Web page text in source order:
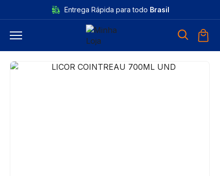
Entrega Rápida para todo Brasil